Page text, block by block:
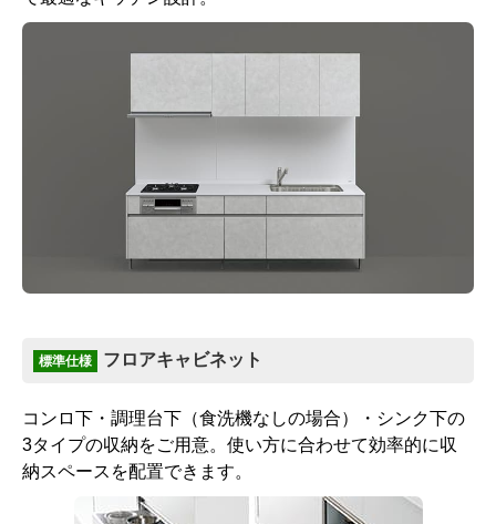
標準仕様 フロアキャビネット
コンロ下・調理台下（食洗機なしの場合）・シンク下の
3タイプの収納をご用意。使い方に合わせて効率的に収
納スペースを配置できます。